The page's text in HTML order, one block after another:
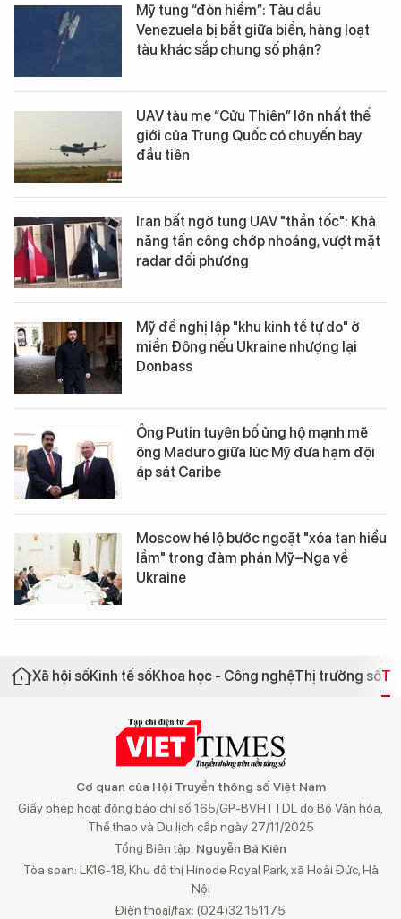
Mỹ tung “đòn hiểm”: Tàu dầu
Venezuela bị bắt giữa biển, hàng loạt
tàu khác sắp chung số phận?
UAV tàu mẹ “Cửu Thiên” lớn nhất thế
giới của Trung Quốc có chuyến bay
đầu tiên
Iran bất ngờ tung UAV "thần tốc": Khả
năng tấn công chớp nhoáng, vượt mặt
radar đối phương
Mỹ đề nghị lập "khu kinh tế tự do" ở
miền Đông nếu Ukraine nhượng lại
Donbass
Ông Putin tuyên bố ủng hộ mạnh mẽ
ông Maduro giữa lúc Mỹ đưa hạm đội
áp sát Caribe
Moscow hé lộ bước ngoặt "xóa tan hiểu
lầm" trong đàm phán Mỹ–Nga về
Ukraine
Xã hội sốKinh tế sốKhoa học - Công nghệThị trường số
Cơ quan của Hội Truyền thông số Việt Nam
Giấy phép hoạt động báo chí số 165/GP-BVHTTDL do Bộ Văn hóa,
Thể thao và Du lịch cấp ngày 27/11/2025
Tổng Biên tập: Nguyễn Bá Kiên
Tòa soạn: LK16-18, Khu đô thị Hinode Royal Park, xã Hoài Đức, Hà
Nội
Điện thoại/fax: (024)32 151175